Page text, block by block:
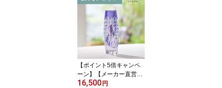
竹の膳＞創作切子 ペアス
リムグラス ビールグラス
緑ギフト 結婚祝 内祝 誕
生祝 贈答品 記念品 還暦
祝 古希祝敬老の日 父の
日 母の日 退職記念品
【ポイント5倍キャンペ
ーン】【メーカー直営
店】江戸切子 カガミクリ
16,500円